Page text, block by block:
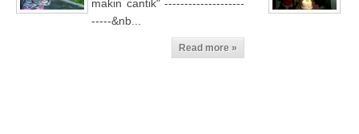
makin cantik" --------------------
-----&nb...
Read more »